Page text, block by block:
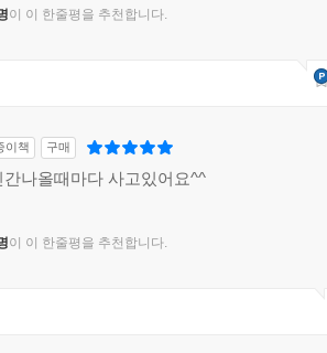
이 이 한줄평을 추천합니다.
이책 구매
간나올때마다 사고있어요^^
이 이 한줄평을 추천합니다.